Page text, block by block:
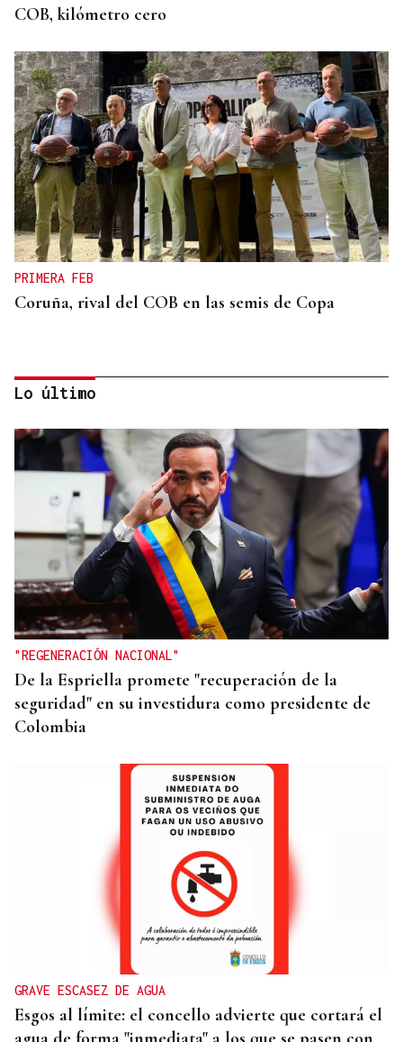
COB, kilómetro cero
PRIMERA FEB
Coruña, rival del COB en las semis de Copa
25 DE SEPTIEMBRE
El COB abrirá y cerrará la liga en el Pazo, ante el
Tizona y el Granada
Lo último
"REGENERACIÓN NACIONAL"
De la Espriella promete "recuperación de la
seguridad" en su investidura como presidente de
Colombia
GRAVE ESCASEZ DE AGUA
Esgos al límite: el concello advierte que cortará el